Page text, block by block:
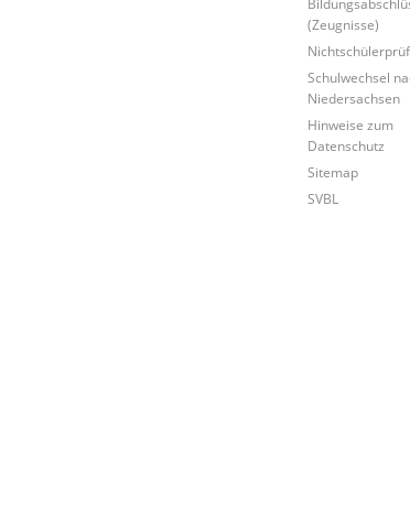
(Zeugnisse)
Schulwechsel
Niedersachsen
Hinweise zum
Datenschutz
Sitemap
SVBL